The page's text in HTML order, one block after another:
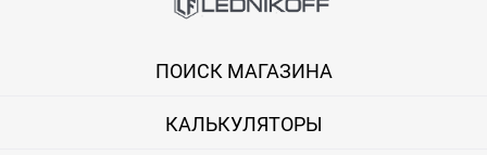
ПОИСК МАГАЗИНА
КАЛЬКУЛЯТОРЫ